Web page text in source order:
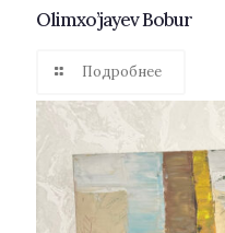
Olimxo’jayev Bobur
Подробнее